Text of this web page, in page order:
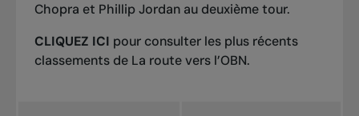
Chopra et Phillip Jordan au deuxième tour.
CLIQUEZ ICI pour consulter les plus récents
classements de La route vers l’OBN.